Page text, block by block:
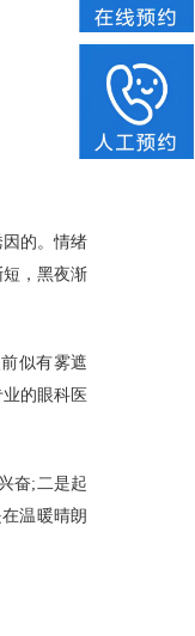
的。情绪
，黑夜渐
似有雾遮
的眼科医
奋;二是起
温暖晴朗